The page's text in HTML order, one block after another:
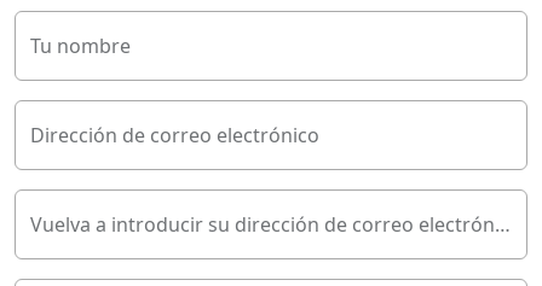
Tu nombre
Dirección de correo electrónico
Vuelva a introducir su dirección de correo electrónico